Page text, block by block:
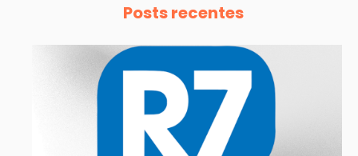
Posts recentes